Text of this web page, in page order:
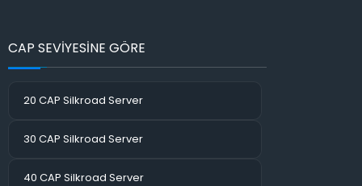
CAP SEVİYESİNE GÖRE
20 CAP Silkroad Server
30 CAP Silkroad Server
40 CAP Silkroad Server